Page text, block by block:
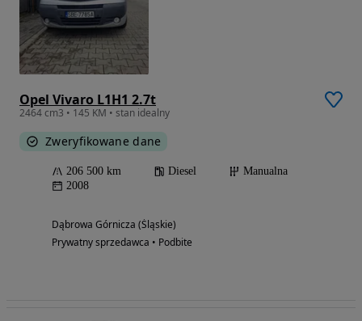
Opel Vivaro L1H1 2.7t
2464 cm3 • 145 KM • stan idealny
Zweryfikowane dane
206 500 km Diesel
Manualna
2008
Dąbrowa Górnicza (Śląskie)
Prywatny sprzedawca • Podbite